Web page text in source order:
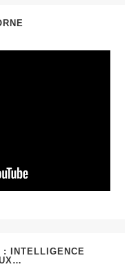
nouvel
: INTELLIGENCE